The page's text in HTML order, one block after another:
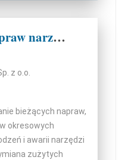
Technik (K/M) do spraw narzędzi - formy wtryskowe (K/M/N)
z o.o.
bieżących napraw,
okresowych
i awarii narzędzi
zużytych